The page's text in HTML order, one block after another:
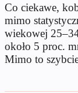
Co ciekawe,
mimo
wiekowej
około 5 proc.
Mimo to